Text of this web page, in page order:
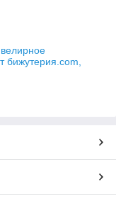
бижутерия.com,